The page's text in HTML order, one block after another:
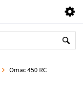
Omac 450 RC